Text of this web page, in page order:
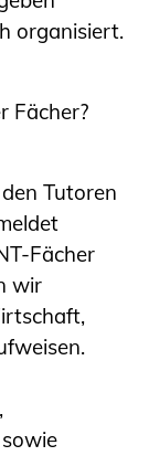
organisiert.
Fächer?
Tutoren
Fächer
wir